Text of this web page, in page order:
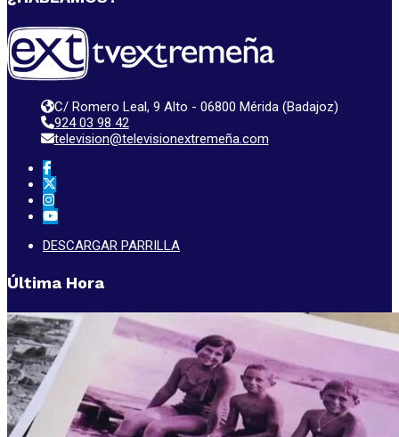
C/ Romero Leal, 9 Alto - 06800 Mérida (Badajoz)
924 03 98 42
television@televisionextremeña.com
DESCARGAR PARRILLA
Última Hora